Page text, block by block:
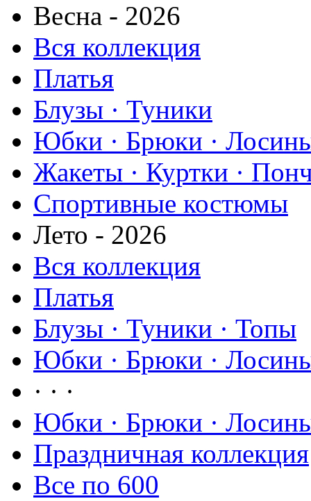
Весна - 2026
Вся коллекция
Платья
Блузы · Туники
Юбки · Брюки ·
Жакеты · Куртки ·
Спортивные костюмы
Лето - 2026
Вся коллекция
Платья
Блузы · Туники · Топы
Юбки · Брюки ·
· · ·
Юбки · Брюки ·
Праздничная коллекция
Все по 600